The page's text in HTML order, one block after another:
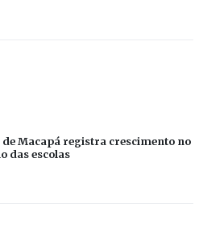
Macapá registra crescimento no
das escolas